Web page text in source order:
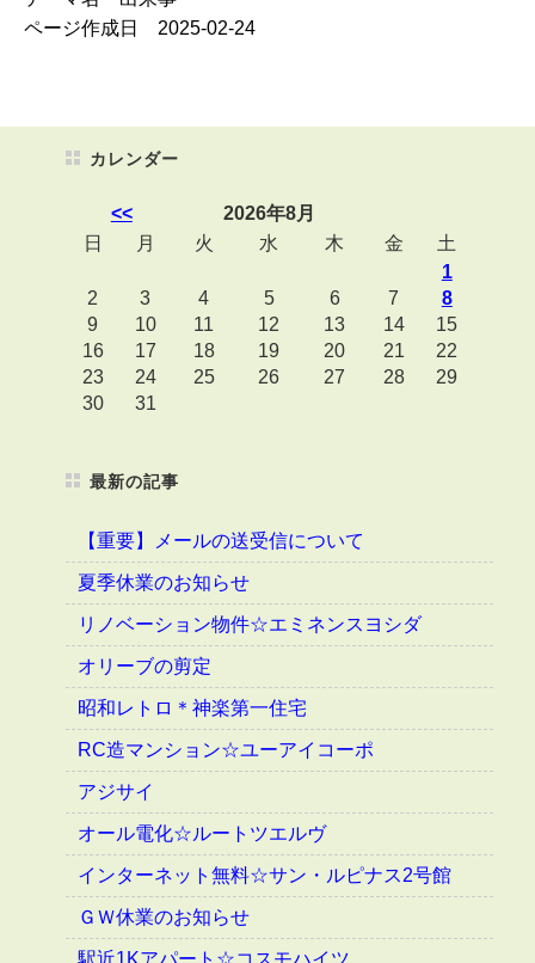
ページ作成日 2025-02-24
カレンダー
<<
2026年8月
日
月 火 水 木 金
土
1
2
3 4 5 6 7
8
9
10 11 12 13 14
15
16
17 18 19 20 21
22
23
24 25 26 27 28
29
30
31
最新の記事
【重要】メールの送受信について
夏季休業のお知らせ
リノベーション物件☆エミネンスヨシダ
オリーブの剪定
昭和レトロ＊神楽第一住宅
RC造マンション☆ユーアイコーポ
アジサイ
オール電化☆ルートツエルヴ
インターネット無料☆サン・ルピナス2号館
ＧＷ休業のお知らせ